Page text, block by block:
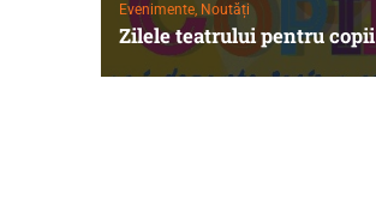
Evenimente, Noutăți
Zilele teatrului pentru copii